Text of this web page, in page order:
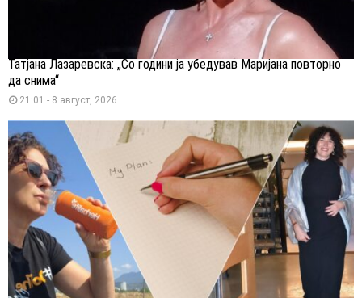
Татјана Лазаревска: „Со години ја убедував Маријана повторно
да снима“
21:01 - 8 август, 2026